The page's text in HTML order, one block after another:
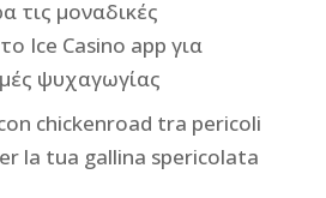
τις μοναδικές
Ice Casino app για
ψυχαγωγίας
chickenroad tra pericoli
la tua gallina spericolata